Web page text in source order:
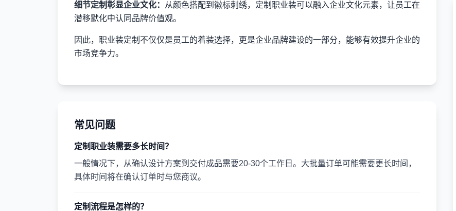
细节定制彰显企业文化：
从颜色搭配到徽标刺绣，定制职业装可以融入企业文化元素，让员工在
潜移默化中认同品牌价值观。
因此，职业装定制不仅仅是员工的着装选择，更是企业品牌建设的一部分，能够有效提升企业的
市场竞争力。
常见问题
定制职业装需要多长时间？
一般情况下，从确认设计方案到交付成品需要20-30个工作日。大批量订单可能需要更长时间，
具体时间将在确认订单时与您商议。
定制流程是怎样的？